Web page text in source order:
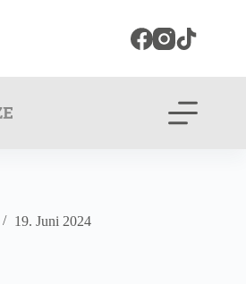
19. Juni 2024